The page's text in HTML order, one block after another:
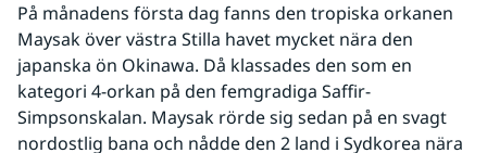
På månadens första dag fanns den tropiska orkanen
Maysak över västra Stilla havet mycket nära den
japanska ön Okinawa. Då klassades den som en
kategori 4-orkan på den femgradiga Saffir-
Simpsonskalan. Maysak rörde sig sedan på en svagt
nordostlig bana och nådde den 2 land i Sydkorea nära